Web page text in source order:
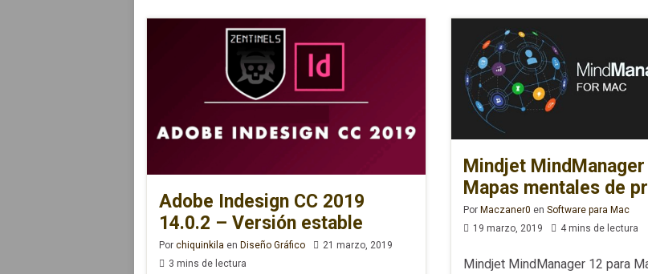
Adobe Indesign CC 2019
14.0.2 – Versión estable
Por chiquinkila en Diseño Gráfico
21 marzo, 2019
3 mins de lectura
Mindjet
Mapas mentales de
Por Maczaner0 en Software para Mac
19 marzo, 2019
4 mins de lectura
Mindjet MindManager 12 para